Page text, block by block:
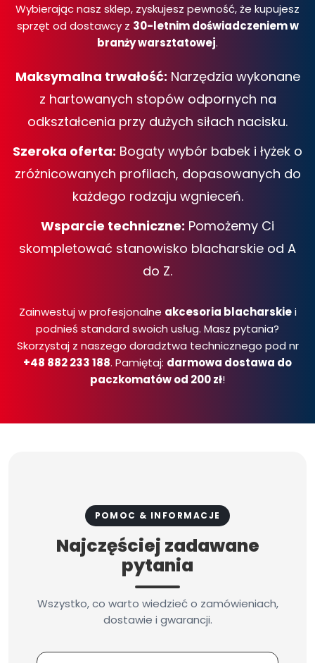
Wybierając nasz sklep, zyskujesz pewność, że kupujesz
sprzęt od dostawcy z 30-letnim doświadczeniem w
branży warsztatowej.
Maksymalna trwałość: Narzędzia wykonane
z hartowanych stopów odpornych na
odkształcenia przy dużych siłach nacisku.
Szeroka oferta: Bogaty wybór babek i łyżek o
zróżnicowanych profilach, dopasowanych do
każdego rodzaju wgnieceń.
Wsparcie techniczne: Pomożemy Ci
skompletować stanowisko blacharskie od A
do Z.
Zainwestuj w profesjonalne akcesoria blacharskiei
podnieś standard swoich usług. Masz pytania?
Skorzystaj z naszego doradztwa technicznego pod nr
+48 882 233 188. Pamiętaj: darmowa dostawa do
paczkomatów od 200 zł!
POMOC & INFORMACJE
Najczęściej zadawane
pytania
Wszystko, co warto wiedzieć o zamówieniach,
dostawie i gwarancji.